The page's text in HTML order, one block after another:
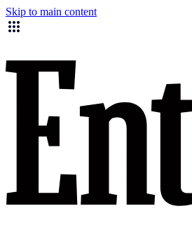
Skip to main content